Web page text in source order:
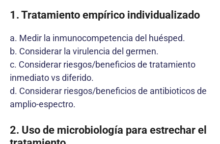
1. Tratamiento empírico individualizado
a. Medir la inmunocompetencia del huésped.
b. Considerar la virulencia del germen.
c. Considerar riesgos/beneficios de tratamiento
inmediato vs diferido.
d. Considerar riesgos/beneficios de antibioticos de
amplio-espectro.
2. Uso de microbiología para estrechar el